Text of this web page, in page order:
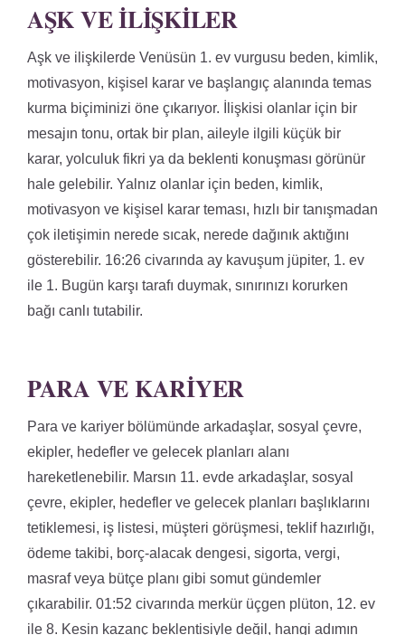
AŞK VE İLIŞKILER
Aşk ve ilişkilerde Venüsün 1. ev vurgusu beden, kimlik,
motivasyon, kişisel karar ve başlangıç alanında temas
kurma biçiminizi öne çıkarıyor. İlişkisi olanlar için bir
mesajın tonu, ortak bir plan, aileyle ilgili küçük bir
karar, yolculuk fikri ya da beklenti konuşması görünür
hale gelebilir. Yalnız olanlar için beden, kimlik,
motivasyon ve kişisel karar teması, hızlı bir tanışmadan
çok iletişimin nerede sıcak, nerede dağınık aktığını
gösterebilir. 16:26 civarında ay kavuşum jüpiter, 1. ev
ile 1. Bugün karşı tarafı duymak, sınırınızı korurken
bağı canlı tutabilir.
PARA VE KARIYER
Para ve kariyer bölümünde arkadaşlar, sosyal çevre,
ekipler, hedefler ve gelecek planları alanı
hareketlenebilir. Marsın 11. evde arkadaşlar, sosyal
çevre, ekipler, hedefler ve gelecek planları başlıklarını
tetiklemesi, iş listesi, müşteri görüşmesi, teklif hazırlığı,
ödeme takibi, borç-alacak dengesi, sigorta, vergi,
masraf veya bütçe planı gibi somut gündemler
çıkarabilir. 01:52 civarında merkür üçgen plüton, 12. ev
ile 8. Kesin kazanç beklentisiyle değil, hangi adımın